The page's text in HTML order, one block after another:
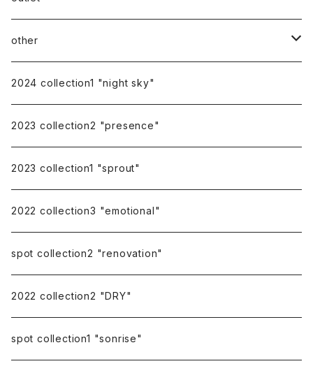
other
gift
earring cover
pierce catch
repairing
2024 collection1 "night sky"
2023 collection2 "presence"
2023 collection1 "sprout"
2022 collection3 "emotional"
spot collection2 "renovation"
2022 collection2 "DRY"
spot collection1 "sonrise"